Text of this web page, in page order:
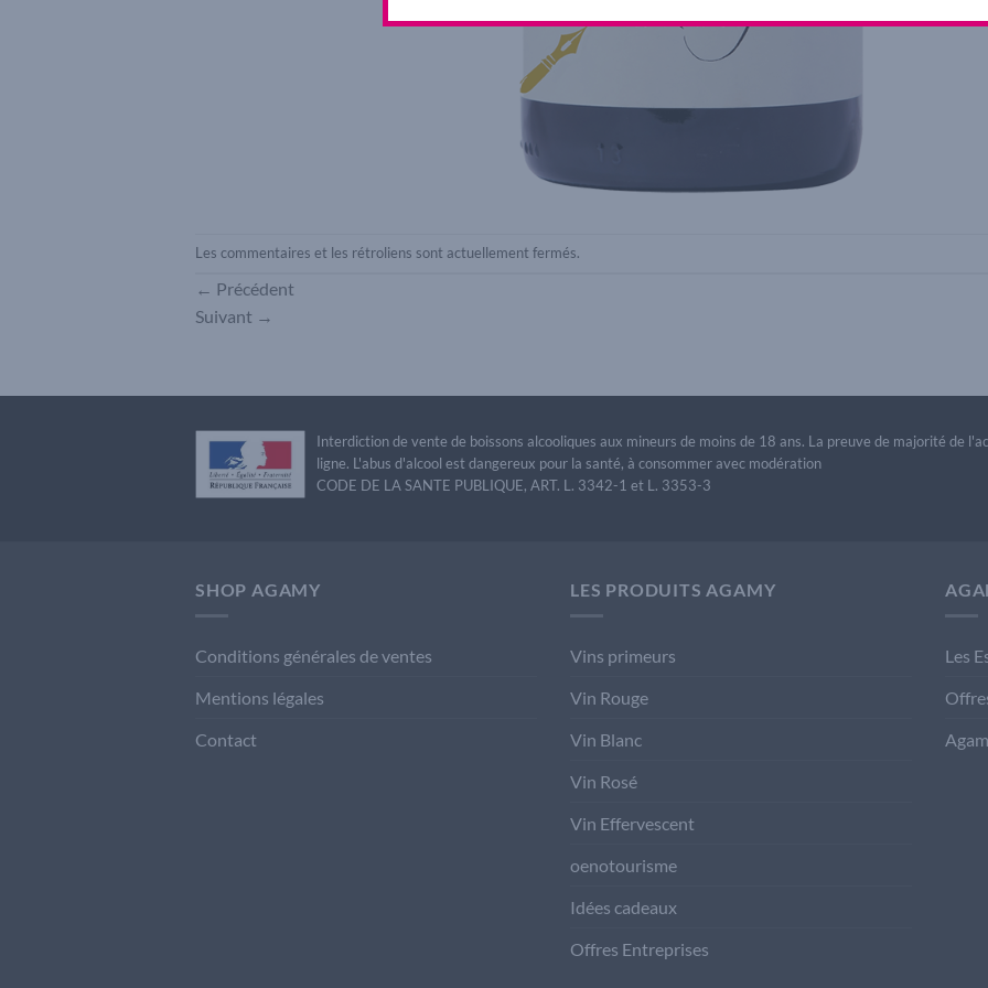
Les commentaires et les rétroliens sont actuellement fermés.
← Précédent
Suivant →
Interdiction de vente de boissons alcooliques aux mineurs de moins de 18 ans. La preuve de majorité de
ligne. L'abus d'alcool est dangereux pour la santé, à consommer avec modération
CODE DE LA SANTE PUBLIQUE, ART. L. 3342-1 et L. 3353-3
SHOP AGAMY
Conditions générales de ventes
Mentions légales
Contact
LES PRODUITS AGAMY
Vins primeurs
Vin Rouge
Vin Blanc
Vin Rosé
Vin Effervescent
oenotourisme
Idées cadeaux
Offres Entreprises
Les